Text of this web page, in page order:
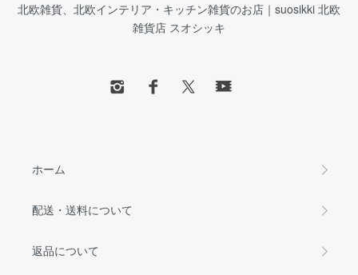
北欧雑貨、北欧インテリア・キッチン雑貨のお店｜suosikki 北欧
雑貨店 スオシッキ
ホーム
配送・送料について
返品について